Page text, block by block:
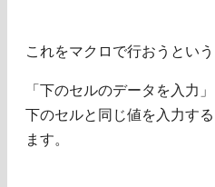
これをマクロで行おうという
「下のセルのデータを入力
下のセルと同じ値を入力す
ます。